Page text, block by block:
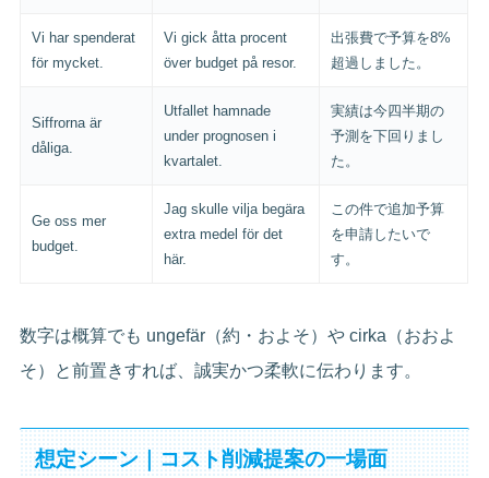
Vi har spenderat
för mycket.
Vi gick åtta procent
över budget på resor.
出張費で予算を8%
超過しました。
Siffrorna är
dåliga.
Utfallet hamnade
under prognosen i
kvartalet.
実績は今四半期の
予測を下回りまし
た。
Ge oss mer
budget.
Jag skulle vilja begära
extra medel för det
här.
この件で追加予算
を申請したいで
す。
数字は概算でも ungefär（約・およそ）や cirka（おおよ
そ）と前置きすれば、誠実かつ柔軟に伝わります。
想定シーン｜コスト削減提案の一場面